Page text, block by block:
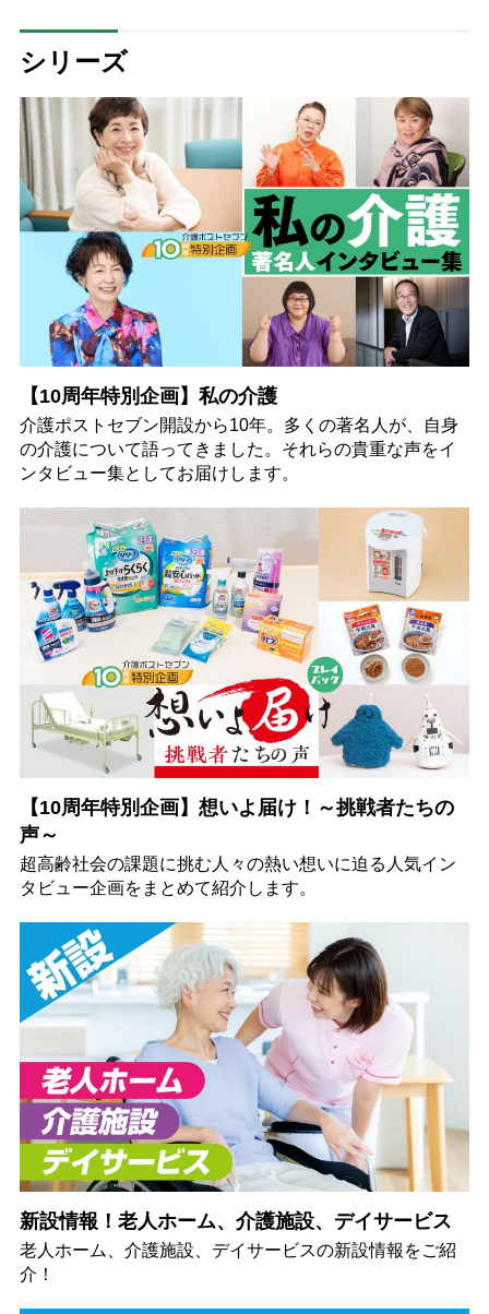
シリーズ
【10周年特別企画】私の介護
介護ポストセブン開設から10年。多くの著名人が、自身
の介護について語ってきました。それらの貴重な声をイ
ンタビュー集としてお届けします。
【10周年特別企画】想いよ届け！～挑戦者たちの
声～
超高齢社会の課題に挑む人々の熱い想いに迫る人気イン
タビュー企画をまとめて紹介します。
新設情報！老人ホーム、介護施設、デイサービス
老人ホーム、介護施設、デイサービスの新設情報をご紹
介！